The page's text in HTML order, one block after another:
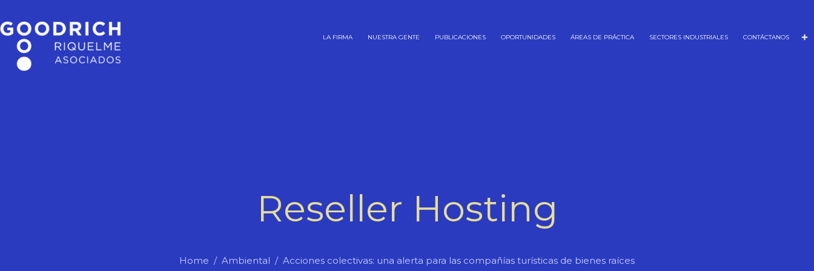
LA FIRMA NUESTRA GENTE PUBLICACIONES OPORTUNIDADES ÁREAS DE PRÁCTICA SECTORES INDUSTRIALES CONTÁCTANOS
Reseller Hosting
Home Ambiental Acciones colectivas: una alerta para las compañías turísticas de bienes raíces